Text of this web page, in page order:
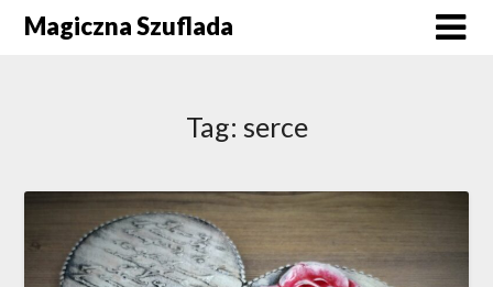
SkipMagiczna Szuflada
Tag: serce